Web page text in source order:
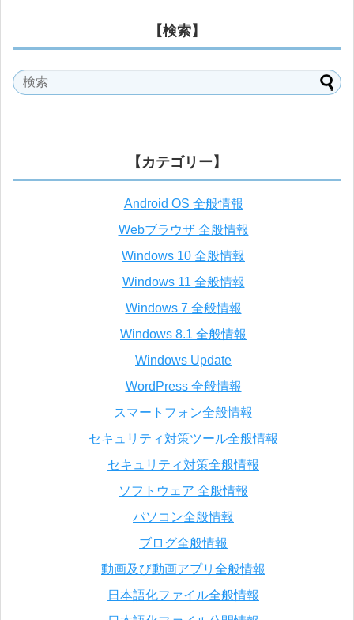
【検索】
【カテゴリー】
Android OS 全般情報
Webブラウザ 全般情報
Windows 10 全般情報
Windows 11 全般情報
Windows 7 全般情報
Windows 8.1 全般情報
Windows Update
WordPress 全般情報
スマートフォン全般情報
セキュリティ対策ツール全般情報
セキュリティ対策全般情報
ソフトウェア 全般情報
パソコン全般情報
ブログ全般情報
動画及び動画アプリ全般情報
日本語化ファイル全般情報